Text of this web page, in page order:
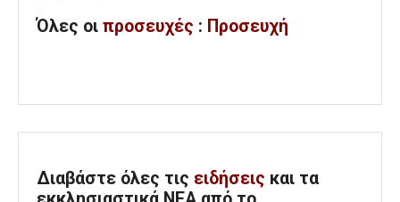
Όλες οι προσευχές : Προσευχή
Διαβάστε όλες τις ειδήσεις και τα